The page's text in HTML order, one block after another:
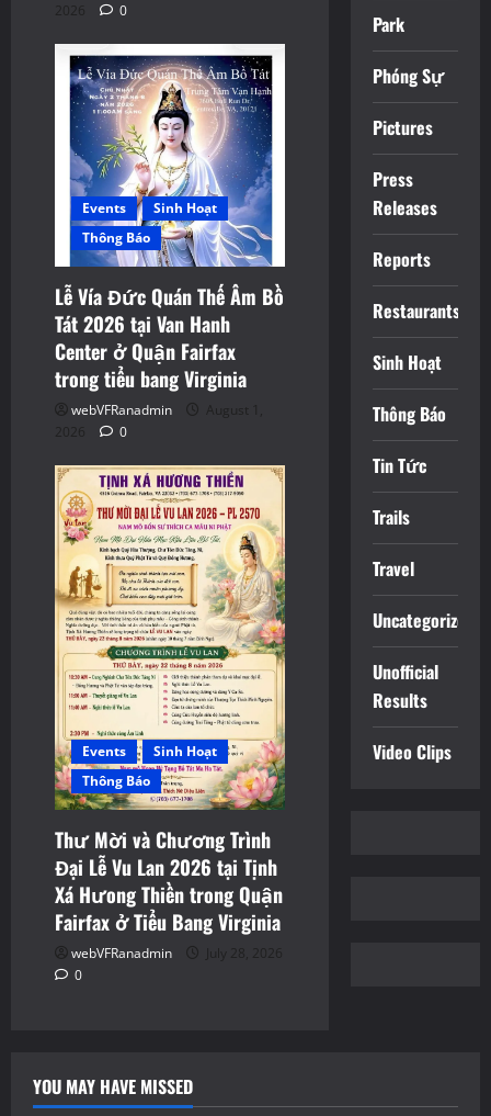
2026
0
Events
Sinh Hoạt
Thông Báo
Lễ Vía Đức Quán Thế Âm Bồ
Tát 2026 tại Van Hanh
Center ở Quận Fairfax
trong tiểu bang Virginia
webVFRanadmin
August 1,
2026
0
Events
Sinh Hoạt
Thông Báo
Thư Mời và Chương Trình
Đại Lễ Vu Lan 2026 tại Tịnh
Xá Hưong Thiền trong Quận
Fairfax ở Tiểu Bang Virginia
webVFRanadmin
July 28, 2026
0
Park
Phóng Sự
Pictures
Press
Releases
Reports
Restaurants
Sinh Hoạt
Thông Báo
Tin Tức
Trails
Travel
Uncategorized
Unofficial
Results
Video Clips
YOU MAY HAVE MISSED